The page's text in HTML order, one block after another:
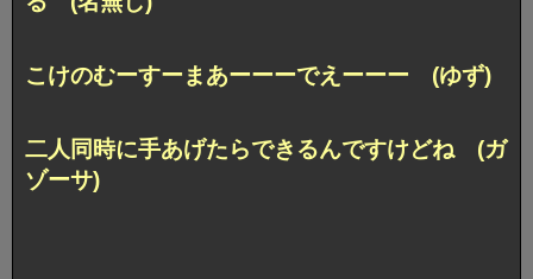
こけのむーすーまあーーーでえーーー (ゆず)
二人同時に手あげたらできるんですけどね (ガ
ゾーサ)